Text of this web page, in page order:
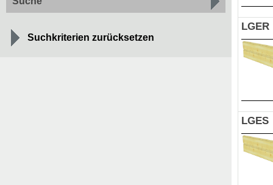
Suchkriterien zurücksetzen
LGER
LGES